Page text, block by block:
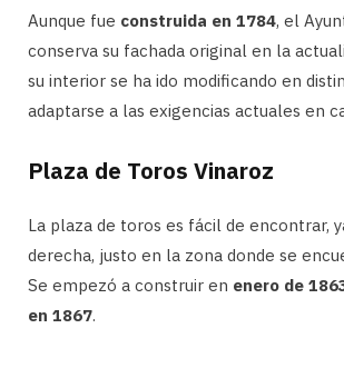
Aunque fue construida en 1784, el
conserva su fachada original en la
su interior se ha ido modificando en
adaptarse a las exigencias actuales en
Plaza de Toros Vinaroz
La plaza de toros es fácil de encontrar,
derecha, justo en la zona donde se
Se empezó a construir en enero de
en 1867.